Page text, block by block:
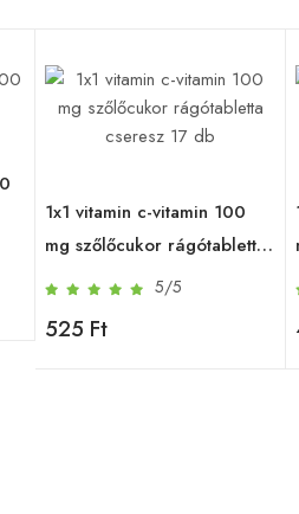
1x1 vitamin c-vitamin 100
mg szőlőcukor rágótabletta
cseresz 17 db5/5
525 Ft